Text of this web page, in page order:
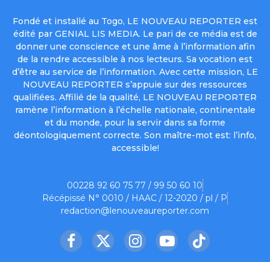
Fondé et installé au Togo, LE NOUVEAU REPORTER est
édité par GENIAL LIS MEDIA. Le pari de ce média est de
donner une conscience et une âme à l’information afin
de la rendre accessible à nos lecteurs. Sa vocation est
d’être au service de l’information. Avec cette mission, LE
NOUVEAU REPORTER s’appuie sur des ressources
qualifiées. Affilié de la qualité, LE NOUVEAU REPORTER
ramène l’information à l’échelle nationale, continentale
et du monde, pour la servir dans sa forme
déontologiquement correcte. Son maître-mot est: l’info,
accessible!
00228 92 60 75 77 / 99 50 60 10
Récépissé N° 0010 / HAAC / 12-2020 / pl / P
redaction@lenouveaureporter.com
Facebook
X
InstagramYouTubeTikTok